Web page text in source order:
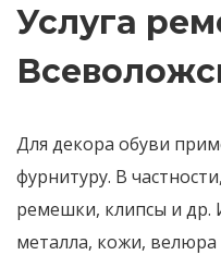
Услуга
Для декора обуви
фурнитуру. В
ремешки, клипсы и др.
металла, кожи, велюра